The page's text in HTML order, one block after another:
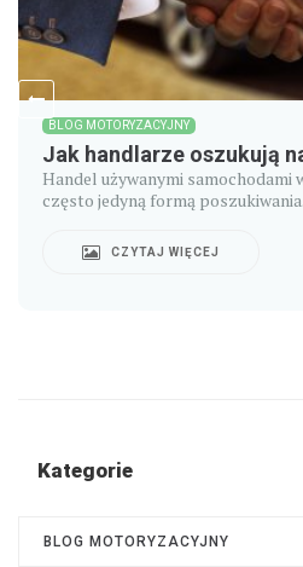
BLOG MOTORYZACYJNY
Jak handlarze oszukują
Handel używanymi samochodami
często jedyną formą
CZYTAJ WIĘCEJ
Kategorie
BLOG MOTORYZACYJNY